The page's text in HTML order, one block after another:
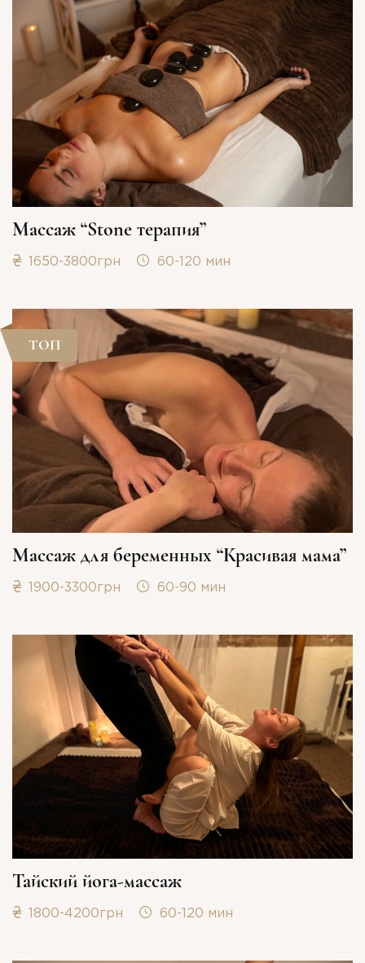
Массаж “Stone терапия”
1650-3800грн 60-120 мин
ТОП
Массаж для беременных “Красивая мама”
1900-3300грн 60-90 мин
Тайский йога-массаж
1800-4200грн 60-120 мин
ПОДРОБНЕЕ О МАССАЖЕ